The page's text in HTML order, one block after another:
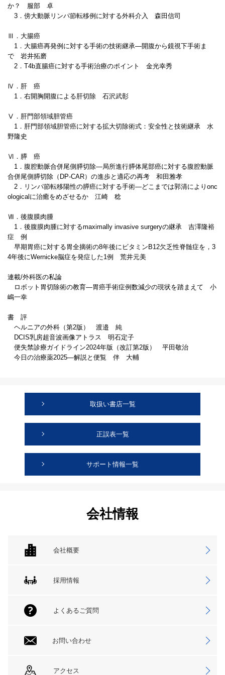
か？ 服部 卓
3．傍大動脈リンパ節転移例に対する外科介入 森田信司
Ⅲ．大腸癌
1．大腸癌再発例に対する手術の技術継承―開腹から鏡視下手術ま
で 岩井拓磨
2．T4b直腸癌に対する手術治療のポイント 金光幸秀
Ⅳ．肝 癌
1．右開胸開腹による肝切除 石沢武彰
Ⅴ．肝門部領域胆管癌
1．肝門部領域胆管癌に対する拡大切除術式：安全性と技術継承 水
野隆史
Ⅵ．膵 癌
1．腹腔動脈合併尾側膵切除―局所進行膵体尾部癌に対する腹腔動脈
合併尾側膵切除（DP-CAR）の進歩と適応の再考 和田雅孝
2．リンパ節転移陽性の膵癌に対する手術―どこまでは郭清によりonc
ologicalに治癒をめざせるか 江崎 稔
Ⅶ．後腹膜肉腫
1．後腹膜肉腫に対するmaximally invasive surgeryの継承 吉澤隆裕
症 例
早期胃癌に対する胃全摘術の8年後にビタミンB12欠乏性脊髄症を，3
4年後にWernicke脳症を発症した1例 荒井元美
連載/外科医の私論
ロボット胃切除術の教育―胃癌手術症例数減少の現状を踏まえて 小
嶋一幸
書 評
ヘルニアの外科（第2版） 渡邉 純
DCIS乳房超音波画像アトラス 明石定子
便失禁診療ガイドライン2024年版（改訂第2版） 平田敬治
今日の治療薬2025―解説と便覧 伴 大輔
取扱い書店一覧
正誤表一覧
サポート情報一覧
会社情報
会社概要
採用情報
よくあるご質問
お問い合わせ
アクセス